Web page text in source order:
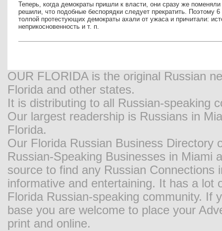
Теперь, когда демократы пришли к власти, они сразу же
решили, что подобные беспорядки следует прекратить. Поэтому
толпой протестующих демократы ахали от ужаса и причитали:
неприкосновенность и т. п.
OUR FLORIDA is the original Russian
Florida and other states.
It is distributing to all Russian-speaking
Our largest readership is Russians in
Florida.
Our Florida Russian Business Directory
Russian-Speaking Businesses in Miami
source to find any Russian
informative and entertaining. It has a
Florida Russian-speaking community. If
base you are welcome to place your
print and online.